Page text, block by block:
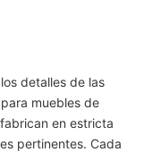
detalles de las
muebles de
en estricta
pertinentes. Cada